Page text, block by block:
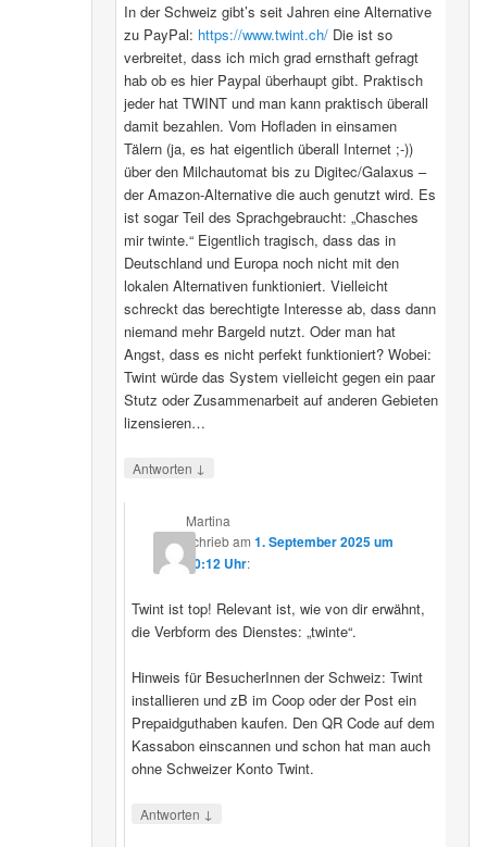
In der Schweiz gibt’s seit Jahren eine Alternative
zu PayPal: https://www.twint.ch/Die ist so
verbreitet, dass ich mich grad ernsthaft gefragt
hab ob es hier Paypal überhaupt gibt. Praktisch
jeder hat TWINT und man kann praktisch überall
damit bezahlen. Vom Hofladen in einsamen
Tälern (ja, es hat eigentlich überall Internet ;-))
über den Milchautomat bis zu Digitec/Galaxus –
der Amazon-Alternative die auch genutzt wird. Es
ist sogar Teil des Sprachgebraucht: „Chasches
mir twinte.“ Eigentlich tragisch, dass das in
Deutschland und Europa noch nicht mit den
lokalen Alternativen funktioniert. Vielleicht
schreckt das berechtigte Interesse ab, dass dann
niemand mehr Bargeld nutzt. Oder man hat
Angst, dass es nicht perfekt funktioniert? Wobei:
Twint würde das System vielleicht gegen ein paar
Stutz oder Zusammenarbeit auf anderen Gebieten
lizensieren…
Antworten ↓
Martina
schriebam1. September 2025 um
20:12 Uhr:
Twint ist top! Relevant ist, wie von dir erwähnt,
die Verbform des Dienstes: „twinte“.
Hinweis für BesucherInnen der Schweiz: Twint
installieren und zB im Coop oder der Post ein
Prepaidguthaben kaufen. Den QR Code auf dem
Kassabon einscannen und schon hat man auch
ohne Schweizer Konto Twint.
Antworten ↓